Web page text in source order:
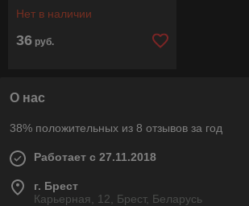
Нет в наличии
36 руб.
О нас
38% положительных из 8 отзывов за год
Работает с 27.11.2018
г. Брест
Карьерная, 12, Брест, Беларусь